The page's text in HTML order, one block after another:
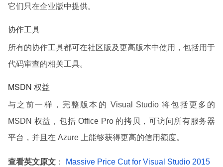
它们只在企业版中提供。
协作工具
所有的协作工具都可在社区版及更高版本中使用，包括用于
代码审查的相关工具。
MSDN 权益
与之前一样，完整版本的 Visual Studio 将包括更多的
MSDN 权益，包括 Office Pro 的拷贝，可访问所有服务器
平台，并且在 Azure 上能够获得更高的信用额度。
查看英文原文 ： Massive Price Cut for Visual Studio 2015